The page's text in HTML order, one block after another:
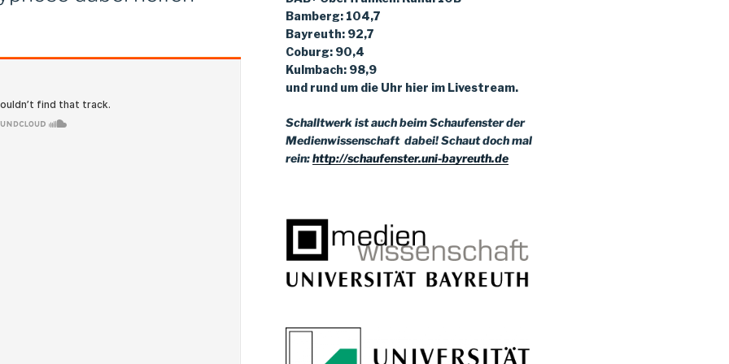
Bamberg: 104,7
Bayreuth: 92,7
Coburg: 90,4
Kulmbach: 98,9
und rund um die Uhr hier im Livestream.
Schalltwerk ist auch beim Schaufenster der
Medienwissenschaft dabei!Schaut doch mal
rein:http://schaufenster.uni-bayreuth.de